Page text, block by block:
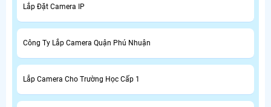
Lắp Đặt Camera IP
Công Ty Lắp Camera Quận Phú Nhuận
Lắp Camera Cho Trường Học Cấp 1